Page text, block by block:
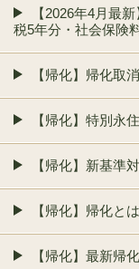
【2026年4月最
税5年分・社会保険
【帰化】帰化取
【帰化】特別永
【帰化】新基準
【帰化】帰化と
【帰化】最新帰